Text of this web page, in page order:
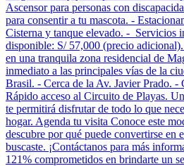
Ascensor para personas con
para consentir a tu mascota. -
Cisterna y tanque elevado. - Servicios
disponible: S/ 57,000 (precio
en una tranquila zona residencial de
inmediato a las principales vías de la
Brasil. - Cerca de la Av. Javier Prado. -
Rápido acceso al Circuito de Playas.
te permitirá disfrutar de todo lo que
hogar. Agenda tu visita Conoce este
descubre por qué puede convertirse en
buscaste. ¡Contáctanos para más
121% comprometidos en brindarte un